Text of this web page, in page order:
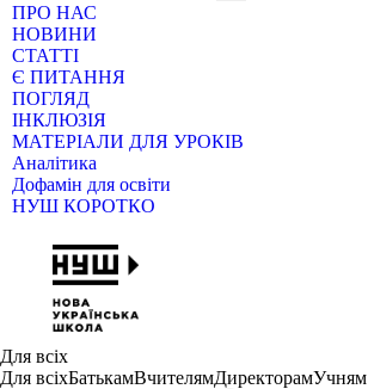
ПРО НАС
НОВИНИ
СТАТТІ
Є ПИТАННЯ
ПОГЛЯД
ІНКЛЮЗІЯ
МАТЕРІАЛИ ДЛЯ УРОКІВ
Аналітика
Дофамін для освіти
НУШ КОРОТКО
Для всіх
Для всіхБатькамВчителямДиректорамУчням